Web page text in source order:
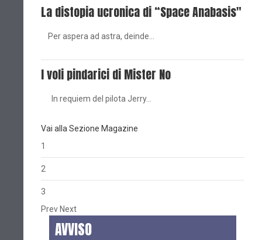
La distopia ucronica di “Space Anabasis"
Per aspera ad astra, deinde…
I voli pindarici di Mister No
In requiem del pilota Jerry…
Vai alla Sezione Magazine
1
2
3
Prev Next
AVVISO